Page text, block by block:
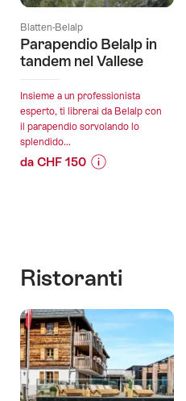
Blatten-Belalp
Parapendio Belalp in
tandem nel Vallese
Insieme a un professionista
esperto, ti librerai da Belalp con
il parapendio sorvolando lo
splendido...
da CHF 150
Belalp
in
nel
Vallese"
-
Ristoranti